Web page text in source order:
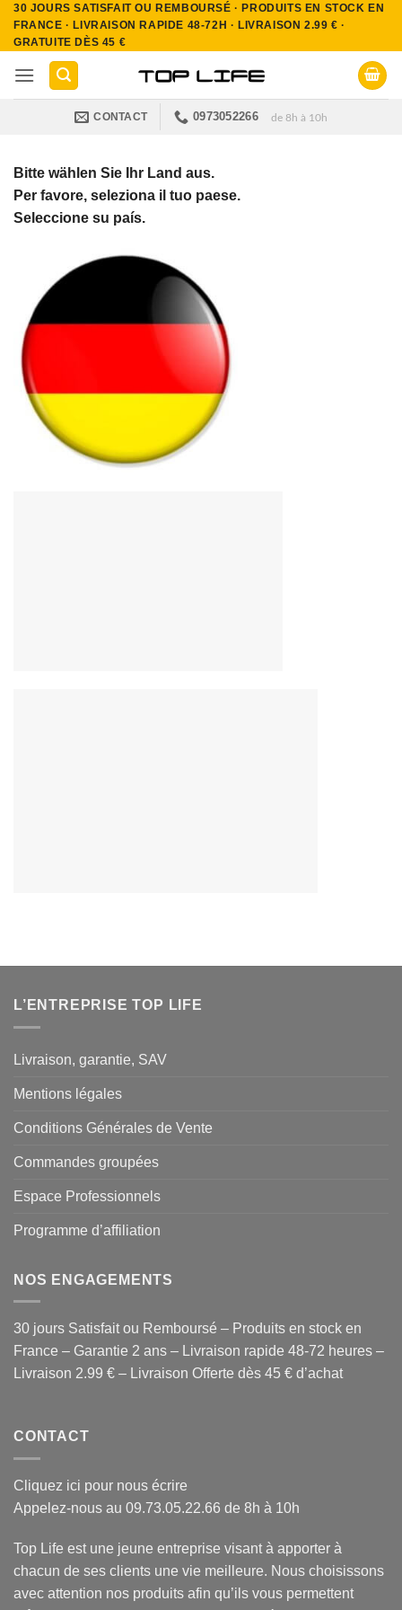
Passer
au
contenu
30 JOURS SATISFAIT OU REMBOURSÉ · PRODUITS EN STOCK EN
FRANCE · LIVRAISON RAPIDE 48-72H · LIVRAISON 2.99 € ·
GRATUITE DÈS 45 €
CONTACT 0973052266 de 8h à 10h
Bitte wählen Sie Ihr Land aus.
Per favore, seleziona il tuo paese.
Seleccione su país.
L’ENTREPRISE TOP LIFE
Livraison, garantie, SAV
Mentions légales
Conditions Générales de Vente
Commandes groupées
Espace Professionnels
Programme d’affiliation
NOS ENGAGEMENTS
30 jours Satisfait ou Remboursé – Produits en stock en
France – Garantie 2 ans – Livraison rapide 48-72 heures –
Livraison 2.99 € – Livraison Offerte dès 45 € d’achat
CONTACT
Cliquez ici pour nous écrire
Appelez-nous au 09.73.05.22.66 de 8h à 10h
Top Life est une jeune entreprise visant à apporter à
chacun de ses clients une vie meilleure. Nous choisissons
avec attention nos produits afin qu’ils vous permettent